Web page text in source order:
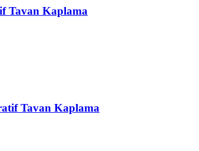
Tavan Kaplama
Tavan Kaplama